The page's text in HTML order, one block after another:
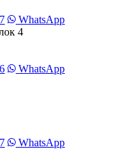
WhatsApp
4
WhatsApp
WhatsApp